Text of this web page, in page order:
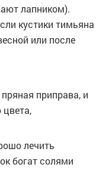
лапником).
кустики тимьяна
или после
приправа, и
лечить
богат солями